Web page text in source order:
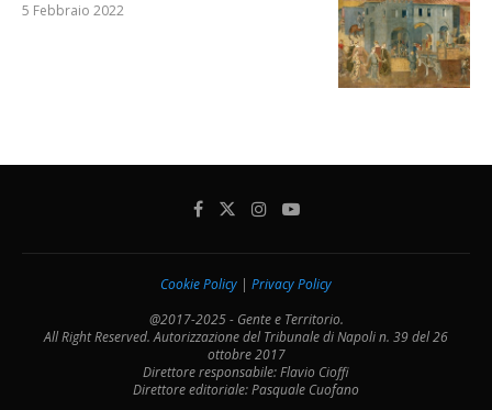
5 Febbraio 2022
Cookie Policy | Privacy Policy
@2017-2025 - Gente e Territorio.
All Right Reserved. Autorizzazione del Tribunale di Napoli n. 39 del 26
ottobre 2017
Direttore responsabile: Flavio Cioffi
Direttore editoriale: Pasquale Cuofano